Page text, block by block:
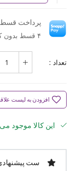
پرداخت
۴ قسط بدون کارمزد، ماهانه ۹۸۹٬۵۰۰ تومان
تعداد :
افزودن به لیست
این کالا موجود
ست